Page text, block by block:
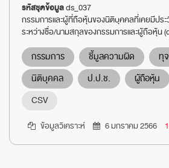
รหัสชุดข้อมูลds_037
กรรมการและผู้ที่ถือหุ้นของนิติบุคคลที่เคยมีปร
ระหว่างชื่อ/นามสกุลของกรรมการและผู้ถือหุ้น
กรรมการ ชี้มูลความผิด
ทุ
นิติบุคคล
ป.ป.ช.
ผู้ถือหุ้น
CSV
ข้อมูลวิเคราะห์ 6 มกราคม 2566